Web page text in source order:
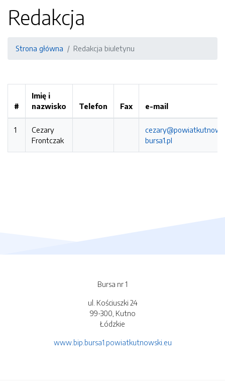
Redakcja
Strona główna Redakcja biuletynu
#
Imię i
nazwisko
Telefon Fax e-mail
1
Cezary
Frontczak
bursa1.pl
Bursa nr 1
ul. Kościuszki 24
99-300, Kutno
Łódzkie
www.bip.bursa1.powiatkutnowski.eu